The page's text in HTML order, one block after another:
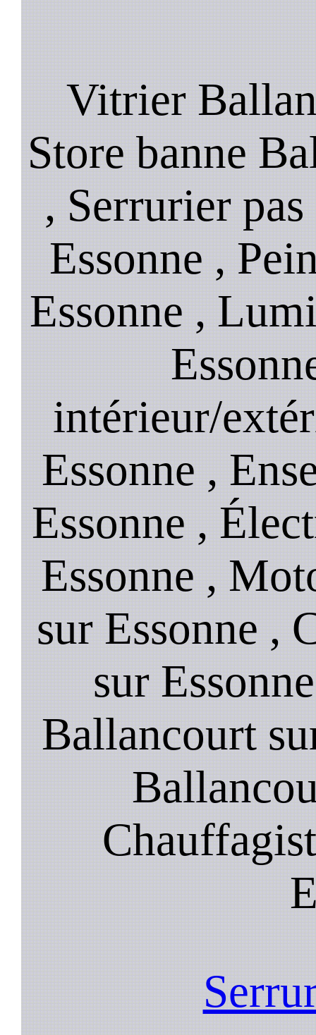
Vitrier
Store banne
, Serrurier
Essonne ,
Essonne ,
intérieur/
Essonne ,
Essonne ,
Essonne ,
sur Essonne ,
sur
Ballancourt